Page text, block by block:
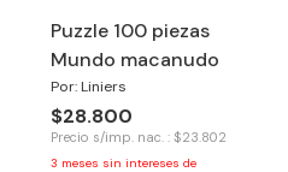
Puzzle 100 piezas
Mundo macanudo
Por: Liniers
$28.800
Precio s/imp. nac. : $23.802
3 meses sin intereses de